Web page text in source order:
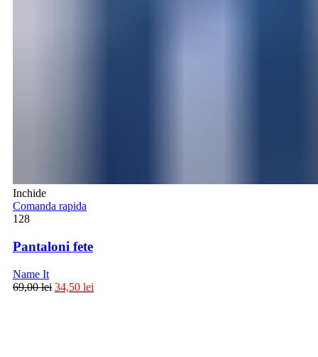
Inchide
Comanda rapida
128
Pantaloni fete
Name It
69,00lei 34,50 lei